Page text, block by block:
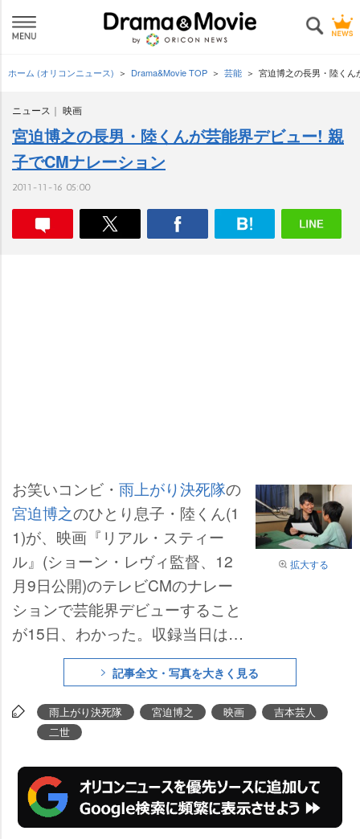
ホーム (オリコンニュース) Drama&Movie TOP 芸能 宮迫博之の長男・陸く
ニュース 映画
宮迫博之の長男・陸くんが芸能界デビュー! 親
子でCMナレーション
2011-11-16 05:00
拡大する
お笑いコンビ・ 雨上がり決死隊の
宮迫博之のひとり息子・陸くん(1
1)が、映画『リアル・スティー
ル』(ショーン・レヴィ監督、12
月9日公開)のテレビCMのナレー
ションで芸能界デビューすること
が15日、わかった。収録当日は緊
張気味の陸くんだったが、宮迫の
アドバイスを受けながら、何度も
納得いくまでナレーションに挑戦
していたという。
記事全文・写真を大きく見る
雨上がり決死隊 宮迫博之 映画
吉本芸人
二世